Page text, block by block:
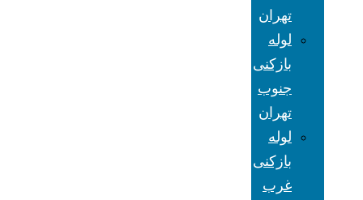
تهران
لوله
بازکنی
جنوب
تهران
لوله
بازکنی
غرب